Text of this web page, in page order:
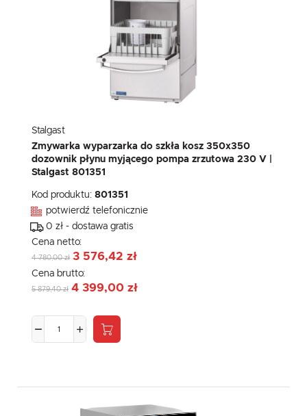
Stalgast
Zmywarka wyparzarka do szkła kosz 350x350
dozownik płynu myjącego pompa zrzutowa 230 V |
Stalgast 801351
Kod produktu: 801351
potwierdź telefonicznie
0 zł - dostawa gratis
Cena netto:
4 780,00 zł 3 576,42 zł
Cena brutto:
5 879,40 zł 4 399,00 zł